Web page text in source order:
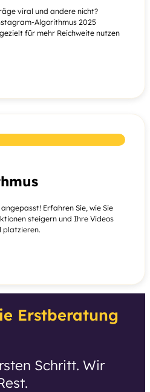
viral und andere nicht?
Algorithmus 2025
für mehr Reichweite nutzen
Erfahren Sie, wie Sie
steigern und Ihre Videos
platzieren.
Erstberatung
Schritt. Wir